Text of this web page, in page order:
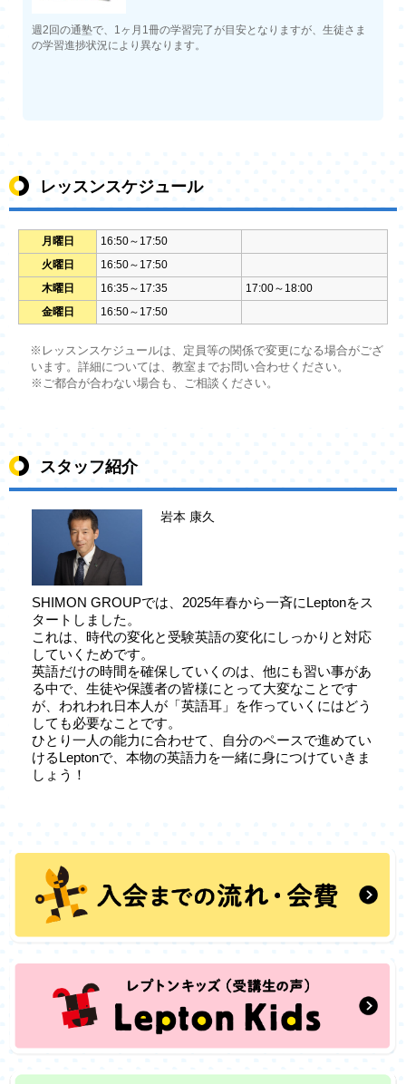
週2回の通塾で、1ヶ月1冊の学習完了が目安となりますが、生徒さま
の学習進捗状況により異なります。
レッスンスケジュール
月曜日
16:50～17:50
火曜日
16:50～17:50
木曜日
16:35～17:35
17:00～18:00
金曜日
16:50～17:50
※レッスンスケジュールは、定員等の関係で変更になる場合がござ
います。詳細については、教室までお問い合わせください。
※ご都合が合わない場合も、ご相談ください。
スタッフ紹介
岩本 康久
SHIMON GROUPでは、2025年春から一斉にLeptonをス
タートしました。
これは、時代の変化と受験英語の変化にしっかりと対応
していくためです。
英語だけの時間を確保していくのは、他にも習い事があ
る中で、生徒や保護者の皆様にとって大変なことです
が、われわれ日本人が「英語耳」を作っていくにはどう
しても必要なことです。
ひとり一人の能力に合わせて、自分のペースで進めてい
けるLeptonで、本物の英語力を一緒に身につけていきま
しょう！